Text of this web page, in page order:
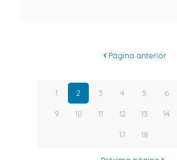
Página anterior
1 2 3 4 5 6
9 10 11 12 13 14
17 18